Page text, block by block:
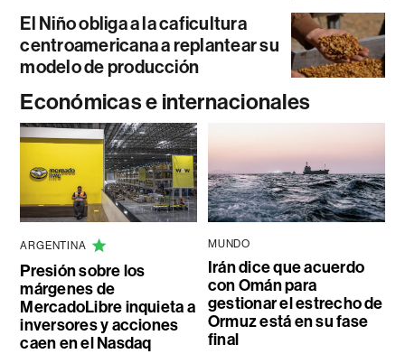
El Niño obliga a la caficultura
centroamericana a replantear su
modelo de producción
Económicas e internacionales
ARGENTINA
Presión sobre los
márgenes de
MercadoLibre inquieta a
inversores y acciones
caen en el Nasdaq
MUNDO
Irán dice que acuerdo
con Omán para
gestionar el estrecho de
Ormuz está en su fase
final